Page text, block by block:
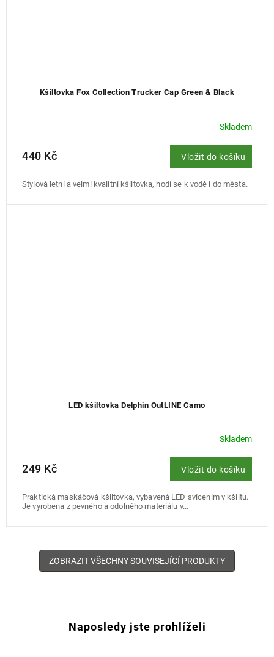
Kšiltovka Fox Collection Trucker Cap Green & Black
Skladem
440 Kč Vložit do košíku
Stylová letní a velmi kvalitní kšiltovka, hodí se k vodě i do města.
LED kšiltovka Delphin OutLINE Camo
Skladem
249 Kč Vložit do košíku
Praktická maskáčová kšiltovka, vybavená LED svícením v kšiltu.
Je vyrobena z pevného a odolného materiálu v...
ZOBRAZIT VŠECHNY SOUVISEJÍCÍ PRODUKTY
Naposledy jste prohlíželi